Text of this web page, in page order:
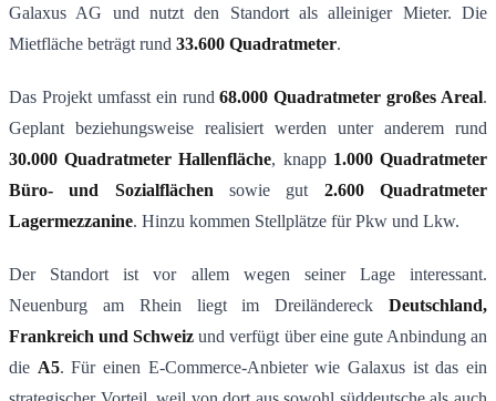
Galaxus AG und nutzt den Standort als alleiniger Mieter. Die
Mietfläche beträgt rund 33.600 Quadratmeter.
Das Projekt umfasst ein rund68.000 Quadratmeter großes Areal.
Geplant beziehungsweise realisiert werden unter anderem rund
30.000 Quadratmeter Hallenfläche, knapp 1.000 Quadratmeter
Büro- und Sozialflächen sowie gut 2.600 Quadratmeter
Lagermezzanine. Hinzu kommen Stellplätze für Pkw und Lkw.
Der Standort ist vor allem wegen seiner Lage interessant.
Neuenburg am Rhein liegt im Dreiländereck Deutschland,
Frankreich und Schweiz und verfügt über eine gute Anbindung an
die A5. Für einen E-Commerce-Anbieter wie Galaxus ist das ein